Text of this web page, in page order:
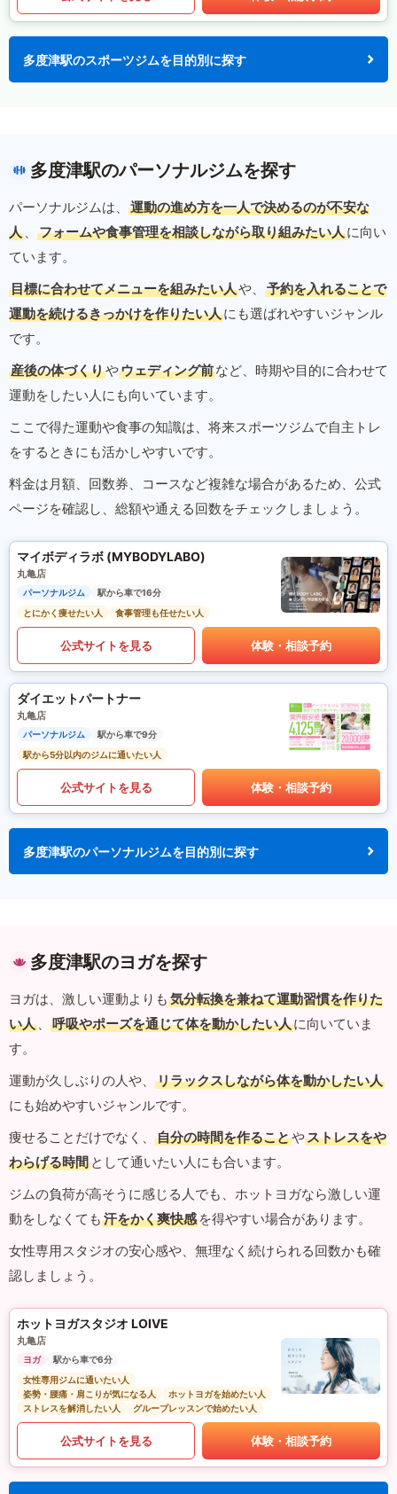
多度津駅のスポーツジムを目的別に探す
多度津駅のパーソナルジムを探す
パーソナルジムは、
運動の進め方を一人で決めるのが不安な
人 、 フォームや食事管理を相談しながら取り組みたい人に向い
ています。
目標に合わせてメニューを組みたい人や、
予約を入れることで
運動を続けるきっかけを作りたい人にも選ばれやすいジャンル
です。
産後の体づくりやウェディング前など、時期や目的に合わせて
運動をしたい人にも向いています。
ここで得た運動や食事の知識は、将来スポーツジムで自主トレ
をするときにも活かしやすいです。
料金は月額、回数券、コースなど複雑な場合があるため、公式
ページを確認し、総額や通える回数をチェックしましょう。
マイボディラボ (MYBODYLABO)
丸亀店
パーソナルジム
駅から車で16分
とにかく痩せたい人
食事管理も任せたい人
公式サイトを見る 体験・相談予約
ダイエットパートナー
丸亀店
パーソナルジム
駅から車で9分
駅から5分以内のジムに通いたい人
公式サイトを見る 体験・相談予約
多度津駅のパーソナルジムを目的別に探す
多度津駅のヨガを探す
ヨガは、激しい運動よりも 気分転換を兼ねて運動習慣を作りた
い人 、 呼吸やポーズを通じて体を動かしたい人に向いていま
す。
運動が久しぶりの人や、
リラックスしながら体を動かしたい人
にも始めやすいジャンルです。
痩せることだけでなく、
自分の時間を作ることやストレスをや
わらげる時間 として通いたい人にも合います。
ジムの負荷が高そうに感じる人でも、ホットヨガなら激しい運
動をしなくても 汗をかく爽快感 を得やすい場合があります。
女性専用スタジオの安心感や、無理なく続けられる回数かも確
認しましょう。
ホットヨガスタジオ LOIVE
丸亀店
ヨガ
駅から車で6分
女性専用ジムに通いたい人
姿勢・腰痛・肩こりが気になる人
ホットヨガを始めたい人
ストレスを解消したい人
グループレッスンで始めたい人
公式サイトを見る 体験・相談予約